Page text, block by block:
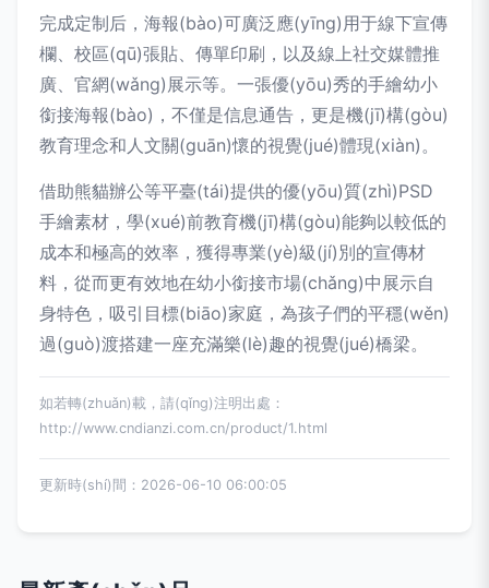
完成定制后，海報(bào)可廣泛應(yīng)用于線下宣傳
欄、校區(qū)張貼、傳單印刷，以及線上社交媒體推
廣、官網(wǎng)展示等。一張優(yōu)秀的手繪幼小
銜接海報(bào)，不僅是信息通告，更是機(jī)構(gòu)
教育理念和人文關(guān)懷的視覺(jué)體現(xiàn)。
借助熊貓辦公等平臺(tái)提供的優(yōu)質(zhì)PSD
手繪素材，學(xué)前教育機(jī)構(gòu)能夠以較低的
成本和極高的效率，獲得專業(yè)級(jí)別的宣傳材
料，從而更有效地在幼小銜接市場(chǎng)中展示自
身特色，吸引目標(biāo)家庭，為孩子們的平穩(wěn)
過(guò)渡搭建一座充滿樂(lè)趣的視覺(jué)橋梁。
如若轉(zhuǎn)載，請(qǐng)注明出處：
http://www.cndianzi.com.cn/product/1.html
更新時(shí)間：2026-06-10 06:00:05